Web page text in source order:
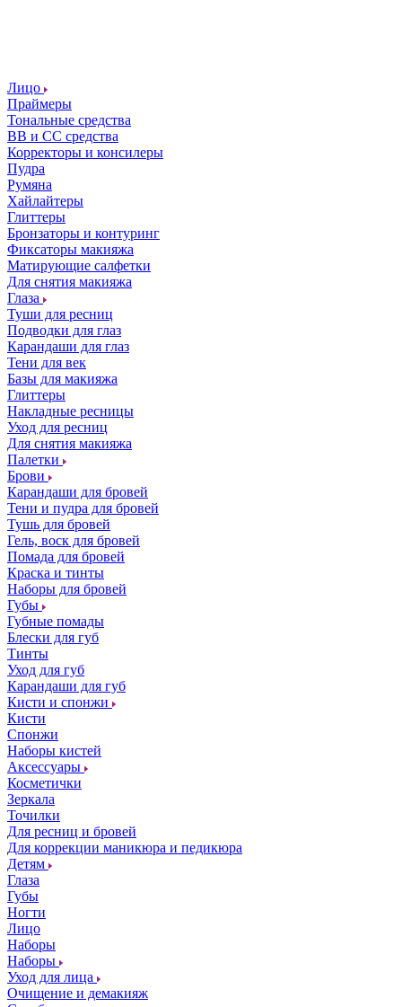
Лицо
Праймеры
Тональные средства
ВВ и СС средства
Корректоры и консилеры
Пудра
Румяна
Хайлайтеры
Глиттеры
Бронзаторы и контуринг
Фиксаторы макияжа
Матирующие салфетки
Для снятия макияжа
Глаза
Туши для ресниц
Подводки для глаз
Карандаши для глаз
Тени для век
Базы для макияжа
Глиттеры
Накладные ресницы
Уход для ресниц
Для снятия макияжа
Палетки
Брови
Карандаши для бровей
Тени и пудра для бровей
Тушь для бровей
Гель, воск для бровей
Помада для бровей
Краска и тинты
Наборы для бровей
Губы
Губные помады
Блески для губ
Тинты
Уход для губ
Карандаши для губ
Кисти и спонжи
Кисти
Спонжи
Наборы кистей
Аксессуары
Косметички
Зеркала
Точилки
Для ресниц и бровей
Для коррекции маникюра и педикюра
Детям
Глаза
Губы
Ногти
Лицо
Наборы
Наборы
Уход для лица
Очищение и демакияж